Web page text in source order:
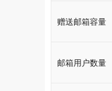
赠送邮箱容量
邮箱用户数量